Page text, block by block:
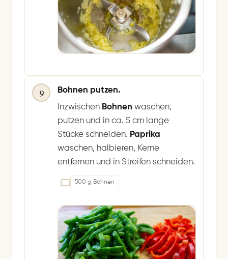
9
Bohnen putzen.
Inzwischen Bohnen waschen,
putzen und in ca. 5 cm lange
Stücke schneiden. Paprika
waschen, halbieren, Kerne
entfernen und in Streifen schneiden.
500 g Bohnen